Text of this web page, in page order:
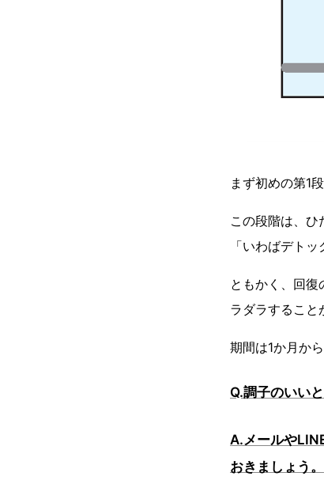
まず初めの第1
この段階は、ひ
「いわばデト
ともかく、回
ラダラすること
期間は1か月か
Q.調子のいい
A.メールや
おきましょう。